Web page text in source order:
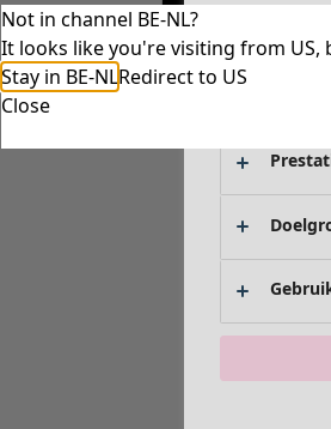
Not in channel BE-NL?
It looks like you're visiting from US,
Stay in BE-NLRedirect to US
Close
Strikt